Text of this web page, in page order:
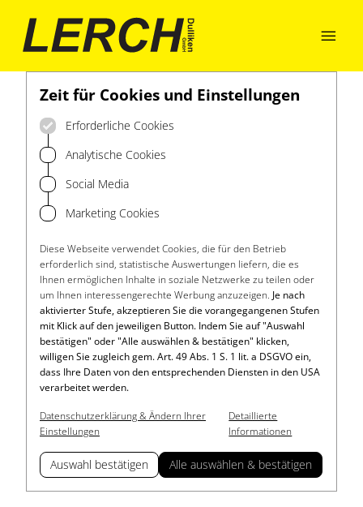

Zeit für Cookies und Einstellungen
Erforderliche Cookies
Analytische Cookies
Social Media
Marketing Cookies
Diese Webseite verwendet Cookies, die für den Betrieb
erforderlich sind, statistische Auswertungen liefern, die es
Ihnen ermöglichen Inhalte in soziale Netzwerke zu teilen oder
um Ihnen interessengerechte Werbung anzuzeigen. Je nach
aktivierter Stufe, akzeptieren Sie die vorangegangenen Stufen
mit Klick auf den jeweiligen Button. Indem Sie auf "Auswahl
bestätigen" oder "Alle auswählen & bestätigen" klicken,
willigen Sie zugleich gem. Art. 49 Abs. 1 S. 1 lit. a DSGVO ein,
dass Ihre Daten von den entsprechenden Diensten in den USA
verarbeitet werden.
Datenschutzerklärung & Ändern Ihrer
Einstellungen
Detaillierte
Informationen
Auswahl bestätigen Alle auswählen & bestätigen